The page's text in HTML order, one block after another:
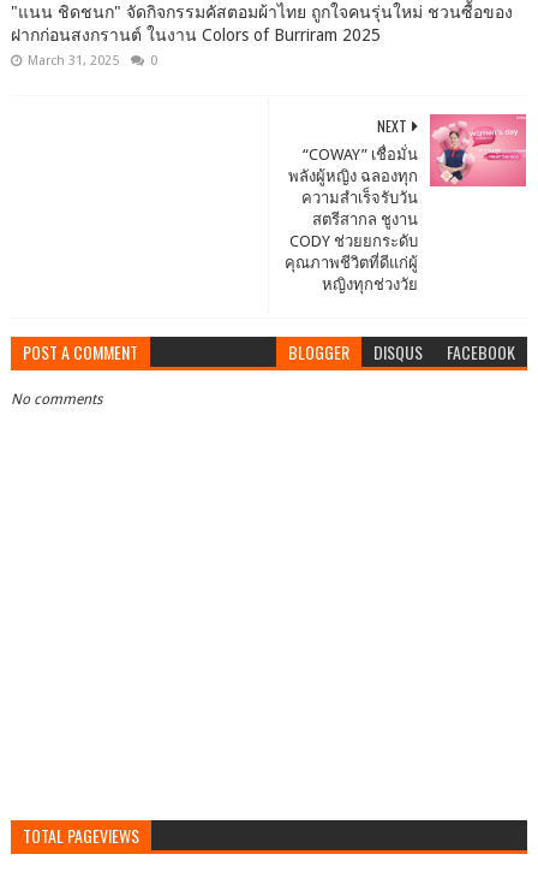
"แนน ชิดชนก" จัดกิจกรรมคัสตอมผ้าไทย ถูกใจคนรุ่นใหม่ ชวนซื้อของ
ฝากก่อนสงกรานต์ ในงาน Colors of Burriram 2025
March 31, 2025 0
NEXT
“COWAY” เชื่อมั่น
พลังผู้หญิง ฉลองทุก
ความสำเร็จรับวัน
สตรีสากล ชูงาน
CODY ช่วยยกระดับ
คุณภาพชีวิตที่ดีแก่ผู้
หญิงทุกช่วงวัย
POST A COMMENT BLOGGER DISQUS FACEBOOK
No comments
TOTAL PAGEVIEWS